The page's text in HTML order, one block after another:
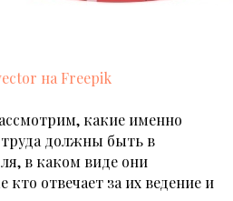
на Freepik
какие именно
должны быть в
в каком виде они
отвечает за их ведение и